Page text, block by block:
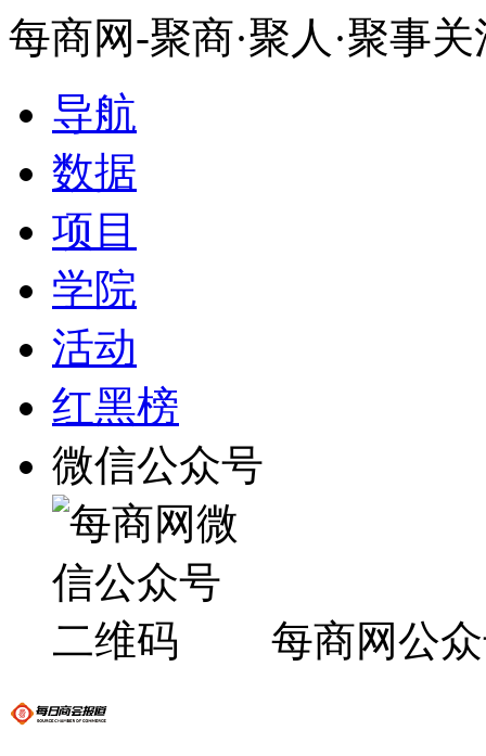
每商网-聚商·聚人·聚事
导航
数据
项目
学院
活动
红黑榜
微信公众号
每商网公